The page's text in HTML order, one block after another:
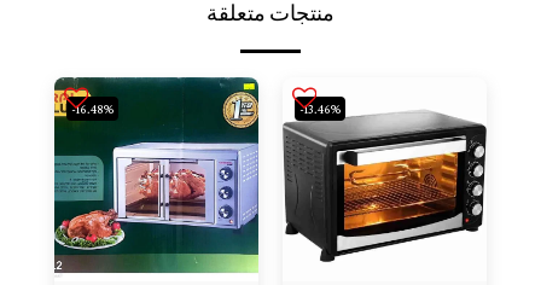
منتجات متعلقة
-13.46%
-16.48%